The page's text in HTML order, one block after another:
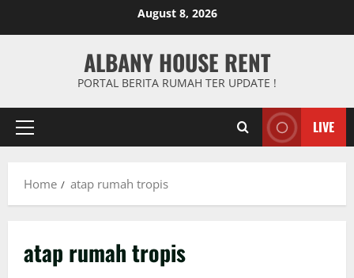
August 8, 2026
ALBANY HOUSE RENT
PORTAL BERITA RUMAH TER UPDATE !
Primary
LIVE
Home atap rumah tropis
atap rumah tropis